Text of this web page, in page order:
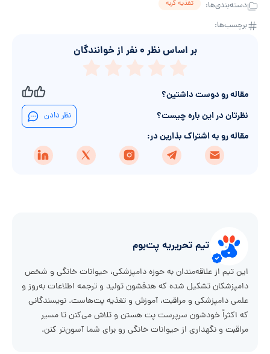
دسته‌بندی‌ها: تغذیه گربه
برچسب‌ها:
بر اساس نظر ۰ نفر از خوانندگان
مقاله رو دوست داشتین؟
نظرتان در این باره چیست؟
نظر دادن
مقاله رو به اشتراک بذارین در:
تیم تحریریه پت‌بوم
این تیم از علاقه‌مندان به حوزه دامپزشکی، حیوانات خانگی و شخص
دامپزشکان تشکیل شده که هدفشون تولید و ترجمه اطلاعات به‌روز و
علمی دامپزشکی و مراقبت، آموزش و تغذیه پت‌هاست. نویسندگانی
که اکثراً خودشون سرپرست پت هستن و تلاش می‌کنن تا مسیر
مراقبت و نگهداری از حیوانات خانگی رو برای شما آسون‌تر کنن.